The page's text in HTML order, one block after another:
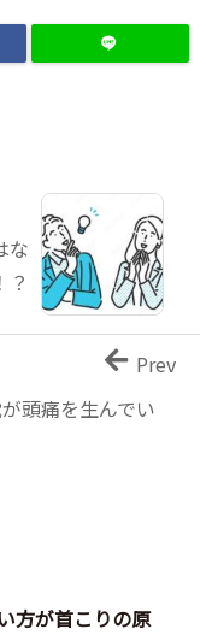
な
？
頭痛を生んでい
Prev
方が首こりの原